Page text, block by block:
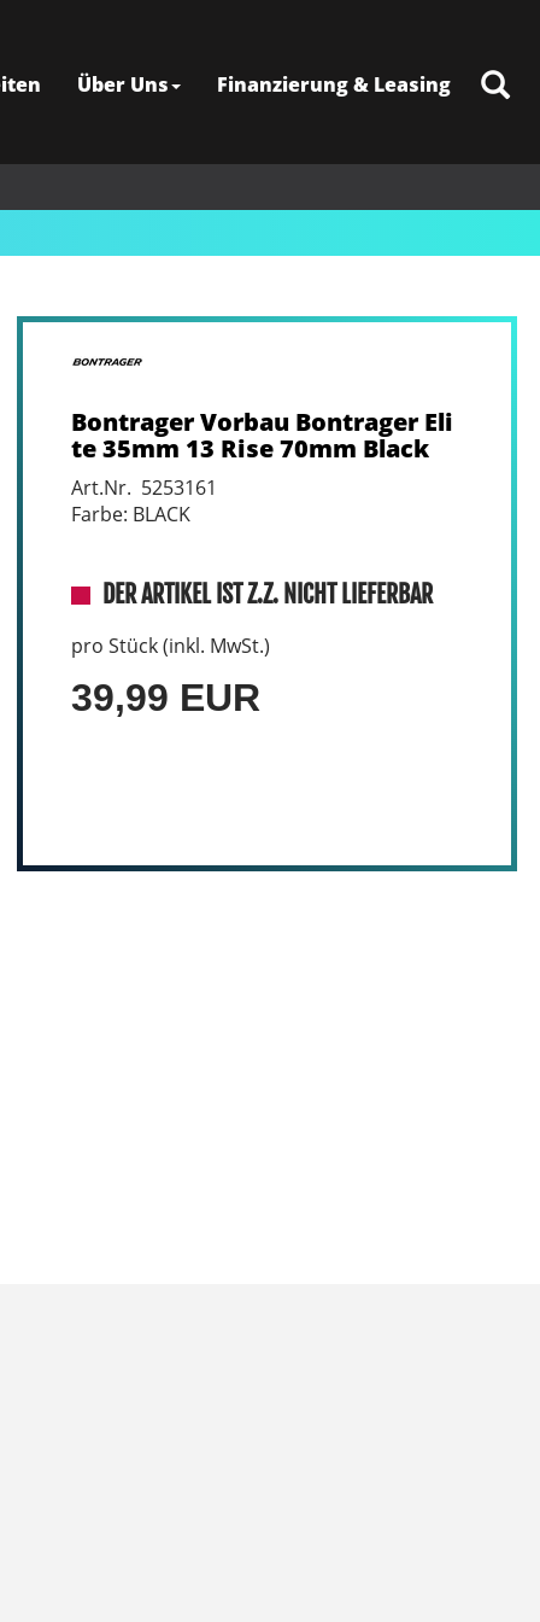
Über Uns Finanzierung & Leasing
Bontrager Vorbau Bontrager Eli
te 35mm 13 Rise 70mm Black
Art.Nr. 5253161
Farbe: BLACK
DER ARTIKEL IST Z.Z. NICHT LIEFERBAR
pro Stück (inkl. MwSt.)
39,99 EUR